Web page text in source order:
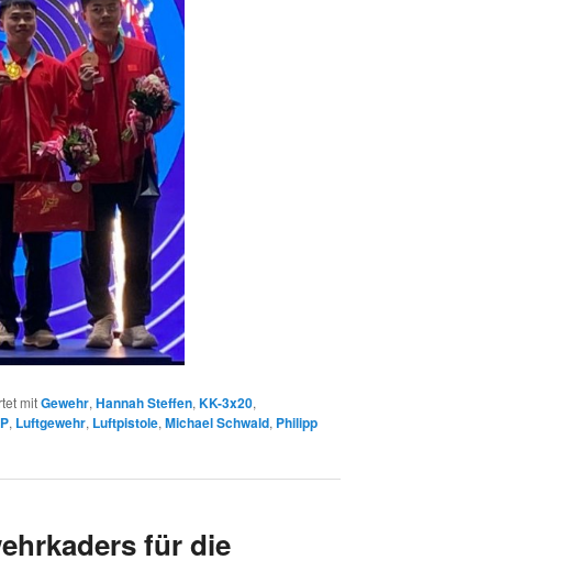
mitGewehr, Hannah Steffen, KK-3x20,
, Luftgewehr, Luftpistole, Michael Schwald, Philipp
für die